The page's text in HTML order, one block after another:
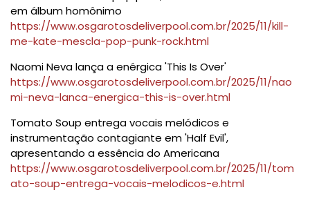
em álbum homônimo
https://www.osgarotosdeliverpool.com.br/2025/11/kill-
me-kate-mescla-pop-punk-rock.html
Naomi Neva lança a enérgica 'This Is Over'
https://www.osgarotosdeliverpool.com.br/2025/11/nao
mi-neva-lanca-energica-this-is-over.html
Tomato Soup entrega vocais melódicos e
instrumentação contagiante em 'Half Evil',
apresentando a essência do Americana
https://www.osgarotosdeliverpool.com.br/2025/11/tom
ato-soup-entrega-vocais-melodicos-e.html